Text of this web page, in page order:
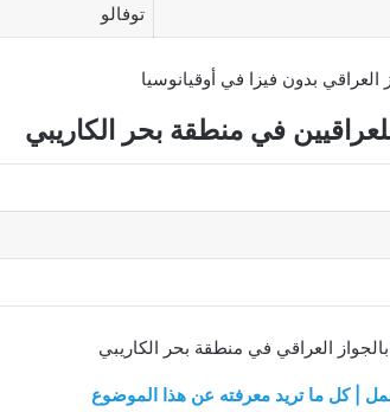
توفالو
العراقي بدون فيزا في أوقيانوسيا
في منطقة بحر الكاريبي
العراقي في منطقة بحر الكاريبي
| كل ما تريد معرفته عن هذا الموضوع